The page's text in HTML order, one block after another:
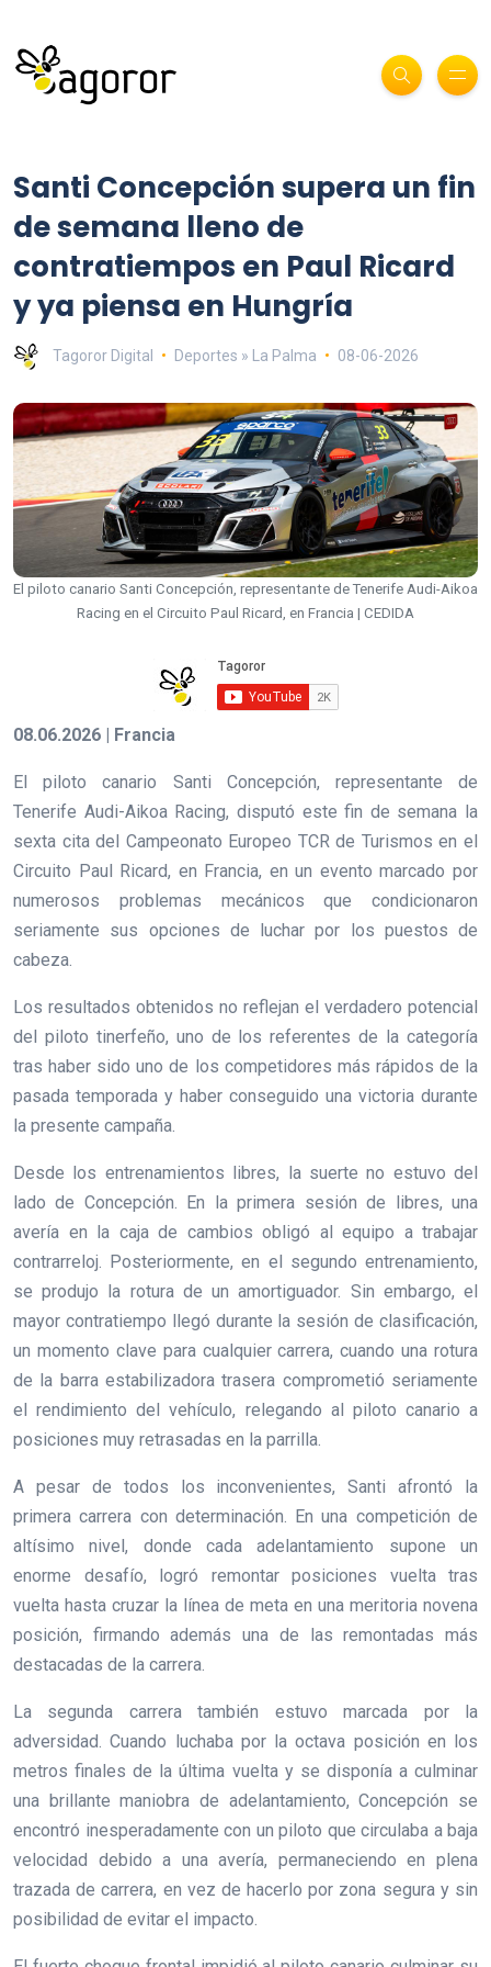
Santi Concepción supera un fin
de semana lleno de
contratiempos en Paul Ricard
y ya piensa en Hungría
Tagoror Digital Deportes » La Palma 08-06-2026
El piloto canario Santi Concepción, representante de Tenerife Audi-Aikoa
Racing en el Circuito Paul Ricard, en Francia | CEDIDA
08.06.2026 | Francia
El piloto canario Santi Concepción, representante de
Tenerife Audi-Aikoa Racing, disputó este fin de semana la
sexta cita del Campeonato Europeo TCR de Turismos en el
Circuito Paul Ricard, en Francia, en un evento marcado por
numerosos problemas mecánicos que condicionaron
seriamente sus opciones de luchar por los puestos de
cabeza.
Los resultados obtenidos no reflejan el verdadero potencial
del piloto tinerfeño, uno de los referentes de la categoría
tras haber sido uno de los competidores más rápidos de la
pasada temporada y haber conseguido una victoria durante
la presente campaña.
Desde los entrenamientos libres, la suerte no estuvo del
lado de Concepción. En la primera sesión de libres, una
avería en la caja de cambios obligó al equipo a trabajar
contrarreloj. Posteriormente, en el segundo entrenamiento,
se produjo la rotura de un amortiguador. Sin embargo, el
mayor contratiempo llegó durante la sesión de clasificación,
un momento clave para cualquier carrera, cuando una rotura
de la barra estabilizadora trasera comprometió seriamente
el rendimiento del vehículo, relegando al piloto canario a
posiciones muy retrasadas en la parrilla.
A pesar de todos los inconvenientes, Santi afrontó la
primera carrera con determinación. En una competición de
altísimo nivel, donde cada adelantamiento supone un
enorme desafío, logró remontar posiciones vuelta tras
vuelta hasta cruzar la línea de meta en una meritoria novena
posición, firmando además una de las remontadas más
destacadas de la carrera.
La segunda carrera también estuvo marcada por la
adversidad. Cuando luchaba por la octava posición en los
metros finales de la última vuelta y se disponía a culminar
una brillante maniobra de adelantamiento, Concepción se
encontró inesperadamente con un piloto que circulaba a baja
velocidad debido a una avería, permaneciendo en plena
trazada de carrera, en vez de hacerlo por zona segura y sin
posibilidad de evitar el impacto.